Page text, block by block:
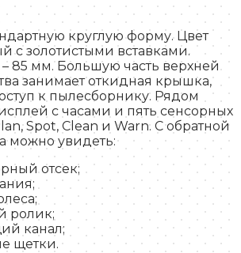
круглую форму. Цвет
с золотистыми вставками.
– 85 мм. Большую часть верхней
занимает откидная крышка,
к пылесборнику. Рядом
с часами и пять сенсорных
Spot, Clean и Warn. С обратной
можно увидеть:
отсек;
ролик;
канал;
щетки.